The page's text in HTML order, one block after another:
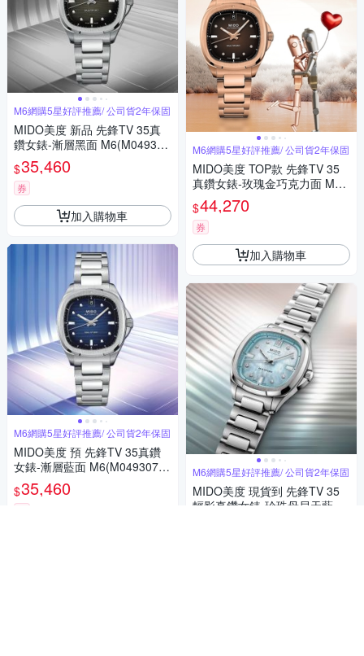
M6網購5星好評推薦/ 公司貨2年保固
MIDO美度 新品 先鋒TV 35真
鑽女錶-漸層黑面 M6(M049307
1108100)
$35,460
券
加入購物車
M6網購5星好評推薦/ 公司貨2年保固
MIDO美度 預 先鋒TV 35真鑽
女錶-漸層藍面 M6(M04930711
04100)
$35,460
M6網購5星好評推薦/ 公司貨2年保固
MIDO美度 TOP款 先鋒TV 35
真鑽女錶-玫瑰金巧克力面 M6
(M0493073329600)
$44,270
券
加入購物車
M6網購5星好評推薦/ 公司貨2年保固
MIDO美度 現貨到 先鋒TV 35
輕影真鑽女錶-珍珠母貝天藍面